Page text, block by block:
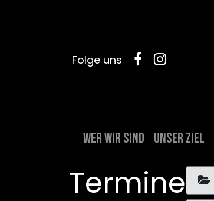
Folge uns
Wer wir sind Unser Ziel
Termine